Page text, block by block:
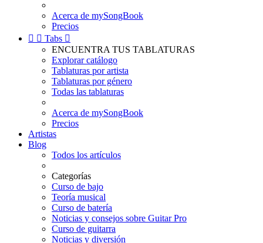
Acerca de mySongBook
Precios
  Tabs 
ENCUENTRA TUS TABLATURAS
Explorar catálogo
Tablaturas por artista
Tablaturas por género
Todas las tablaturas
Acerca de mySongBook
Precios
Artistas
Blog
Todos los artículos
Categorías
Curso de bajo
Teoría musical
Curso de batería
Noticias y consejos sobre Guitar Pro
Curso de guitarra
Noticias y diversión